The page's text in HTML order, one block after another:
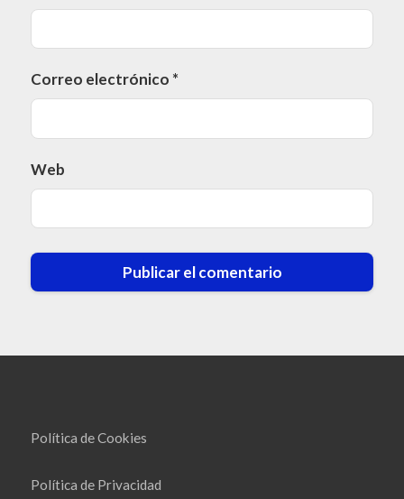
Correo electrónico *
Web
Política de Cookies
Política de Privacidad